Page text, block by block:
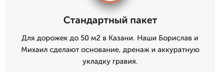
Стандартный пакет
Для дорожек до 50 м2 в Казани. Наши Борислав и
Михаил сделают основание, дренаж и аккуратную
укладку гравия.